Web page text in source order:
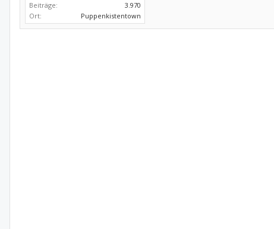
Beiträge:
3.970
Ort:
Puppenkistentown